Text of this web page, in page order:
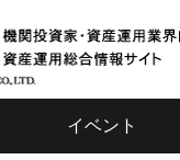
イベント